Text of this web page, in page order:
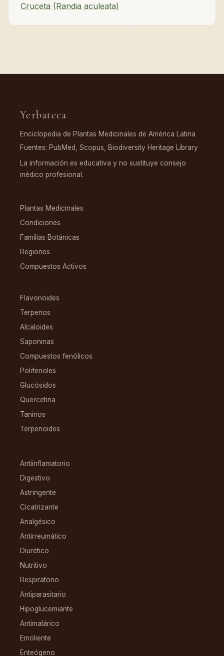
Cruceta (Randia aculeata)
Yerbateca
Enciclopedia de Plantas Medicinales de América Latina
Fuentes: PubMed, Scopus, Biodiversity Heritage Library
La información es educativa y no sustituye consejo
médico profesional.
Plantas Medicinales
Condiciones
Familias Botánicas
Regiones
Compuestos Activos
Flavonoides
Terpenos
Alcaloides
Saponinas
Compuestos fenólicos
Polifenoles
Glucósidos
Quercetina
Taninos
Terpenoides
Antiinflamatorio
Digestivo
Astringente
Cicatrizante
Analgésico
Antirreumático
Diurético
Nutritivo
Respiratorio
Antiparasitario
Hipoglucemiante
Antimalárico
Emoliente
Enteógeno